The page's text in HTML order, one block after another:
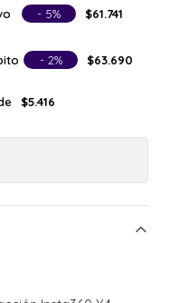
- 5% $61.741
- 2% $63.690
$5.416